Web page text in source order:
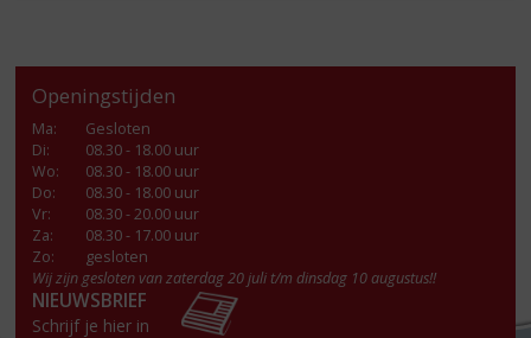
Openingstijden
Ma:
Gesloten
Di:
08.30 - 18.00 uur
Wo:
08.30 - 18.00 uur
Do:
08.30 - 18.00 uur
Vr:
08.30 - 20.00 uur
Za:
08.30 - 17.00 uur
Zo:
gesloten
Wij zijn gesloten van zaterdag 20 juli t/m dinsdag 10 augustus!!
NIEUWSBRIEF
Schrijf je hier in